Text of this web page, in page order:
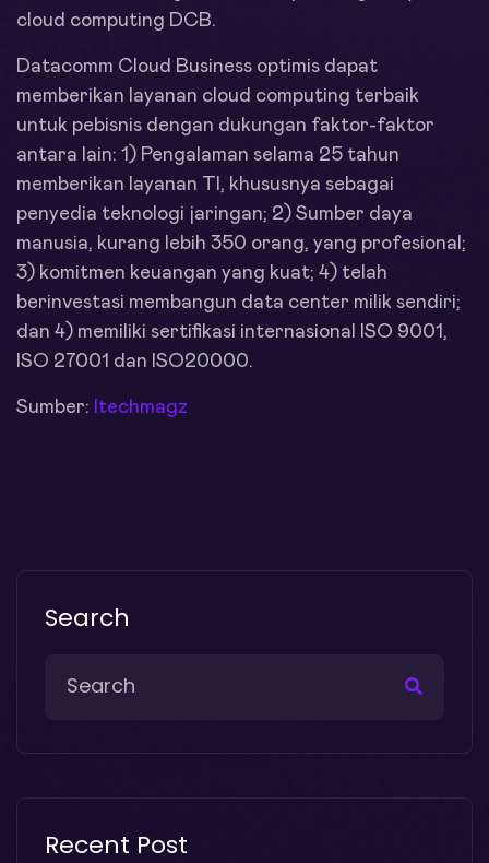
cloud computing DCB.
Datacomm Cloud Business optimis dapat
memberikan layanan cloud computing terbaik
untuk pebisnis dengan dukungan faktor-faktor
antara lain: 1) Pengalaman selama 25 tahun
memberikan layanan TI, khususnya sebagai
penyedia teknologi jaringan; 2) Sumber daya
manusia, kurang lebih 350 orang, yang profesional;
3) komitmen keuangan yang kuat; 4) telah
berinvestasi membangun data center milik sendiri;
dan 4) memiliki sertifikasi internasional ISO 9001,
ISO 27001 dan ISO20000.
Sumber: Itechmagz
Search
Recent Post